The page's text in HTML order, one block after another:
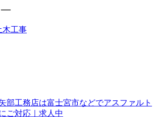
―
木工事
部工務店は富士宮市などでアスファルト
ご対応｜求人中